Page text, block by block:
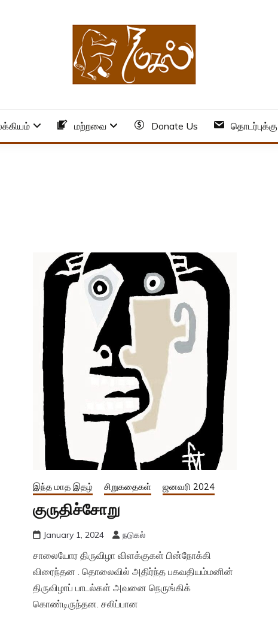
மற்றவை Donate Us தொடர்புக்கு
இந்த மாத இதழ் சிறுகதைகள் ஜனவரி 2024
குருதிச்சோறு
January 1, 2024 நடுகல்
சாலையோர திருவிழா விளக்குகள் பின்நோக்கி
விரைந்தன . தொலைவில் அதிர்ந்த பகவதியம்மனின்
திருவிழாப் பாடல்கள் அவனை நெருங்கிக்
கொண்டிருந்தன. சலிப்பான